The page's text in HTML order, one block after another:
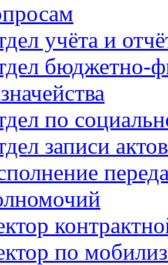
учёта и
бюджетно-
по
записи
по